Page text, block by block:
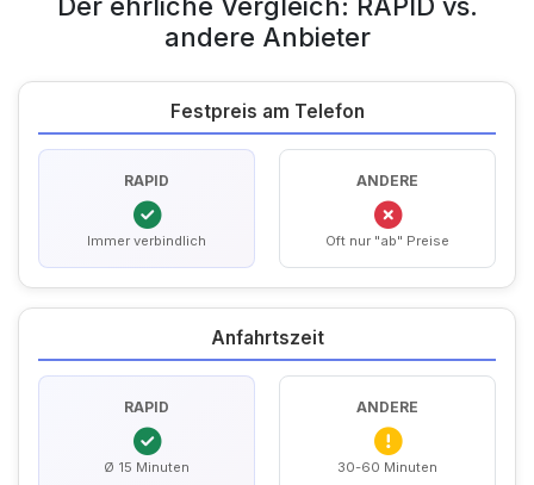
andere Anbieter
Festpreis am Telefon
RAPID
Immer verbindlich
ANDERE
Oft nur "ab" Preise
Anfahrtszeit
RAPID
Ø 15 Minuten
ANDERE
30-60 Minuten